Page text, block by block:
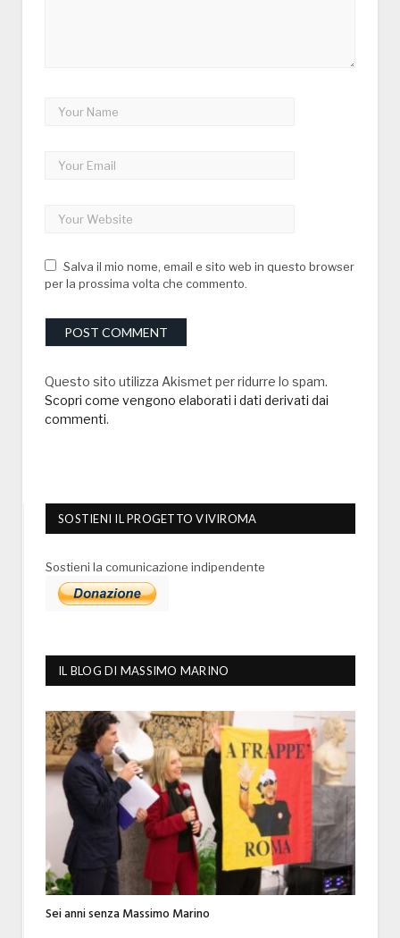
Salva il mio nome, email e sito web in questo browser
per la prossima volta che commento.
Questo sito utilizza Akismet per ridurre lo spam.
Scopri come vengono elaborati i dati derivati dai
commenti.
SOSTIENI IL PROGETTO VIVIROMA
Sostieni la comunicazione indipendente
IL BLOG DI MASSIMO MARINO
Sei anni senza Massimo Marino